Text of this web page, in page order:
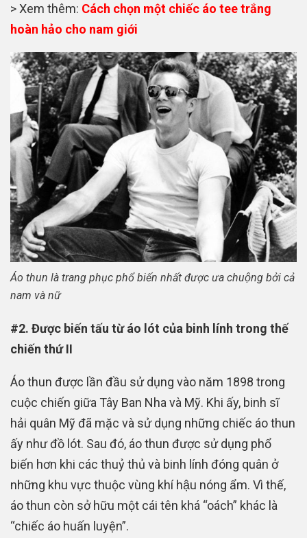
> Xem thêm: Cách chọn một chiếc áo tee trắng
hoàn hảo cho nam giới
Áo thun là trang phục phổ biến nhất được ưa chuộng bởi cả
nam và nữ
#2. Được biến tấu từ áo lót của binh lính trong thế
chiến thứ II
Áo thun được lần đầu sử dụng vào năm 1898 trong
cuộc chiến giữa Tây Ban Nha và Mỹ. Khi ấy, binh sĩ
hải quân Mỹ đã mặc và sử dụng những chiếc áo thun
ấy như đồ lót. Sau đó, áo thun được sử dụng phổ
biến hơn khi các thuỷ thủ và binh lính đóng quân ở
những khu vực thuộc vùng khí hậu nóng ẩm. Vì thế,
áo thun còn sở hữu một cái tên khá “oách” khác là
“chiếc áo huấn luyện”.